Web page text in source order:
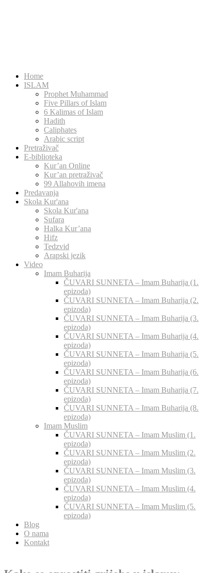
Home
ISLAM
Prophet Muhammad
Five Pillars of Islam
6 Kalimas of Islam
Hadith
Caliphates
Arabic script
Pretraživač
E-biblioteka
Kur’an Online
Kur’an pretraživač
99 Allahovih imena
Predavanja
Skola Kur'ana
Skola Kur'ana
Sufara
Halka Kur’ana
Hifz
Tedzvid
Arapski jezik
Video
Imam Buharija
ČUVARI SUNNETA – Imam Buharija (1.
epizoda)
ČUVARI SUNNETA – Imam Buharija (2.
epizoda)
ČUVARI SUNNETA – Imam Buharija (3.
epizoda)
ČUVARI SUNNETA – Imam Buharija (4.
epizoda)
ČUVARI SUNNETA – Imam Buharija (5.
epizoda)
ČUVARI SUNNETA – Imam Buharija (6.
epizoda)
ČUVARI SUNNETA – Imam Buharija (7.
epizoda)
ČUVARI SUNNETA – Imam Buharija (8.
epizoda)
Imam Muslim
ČUVARI SUNNETA – Imam Muslim (1.
epizoda)
ČUVARI SUNNETA – Imam Muslim (2.
epizoda)
ČUVARI SUNNETA – Imam Muslim (3.
epizoda)
ČUVARI SUNNETA – Imam Muslim (4.
epizoda)
ČUVARI SUNNETA – Imam Muslim (5.
epizoda)
Blog
O nama
Kontakt